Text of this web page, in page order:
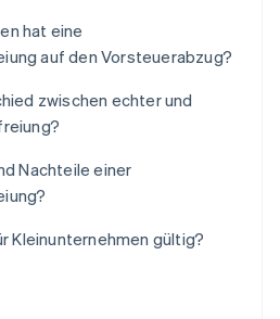
hat eine
auf den Vorsteuerabzug?
zwischen echter und
Nachteile einer
Kleinunternehmen gültig?